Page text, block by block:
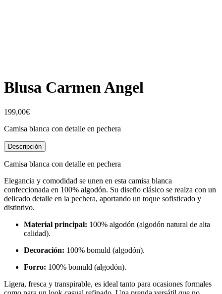
Blusa Carmen Angel
199,00€
Camisa blanca con detalle en pechera
Descripción
Camisa blanca con detalle en pechera
Elegancia y comodidad se unen en esta camisa blanca
confeccionada en 100% algodón. Su diseño clásico se realza con un
delicado detalle en la pechera, aportando un toque sofisticado y
distintivo.
Material principal: 100% algodón (algodón natural de alta
calidad).
Decoración: 100% bomuld (algodón).
Forro: 100% bomuld (algodón).
Ligera, fresca y transpirable, es ideal tanto para ocasiones formales